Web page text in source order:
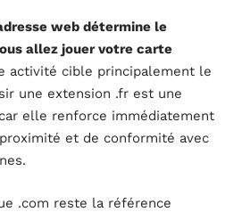
web détermine le
allez jouer votre carte
activité cible principalement le
une extension .fr est une
elle renforce immédiatement
et de conformité avec
.com reste la référence